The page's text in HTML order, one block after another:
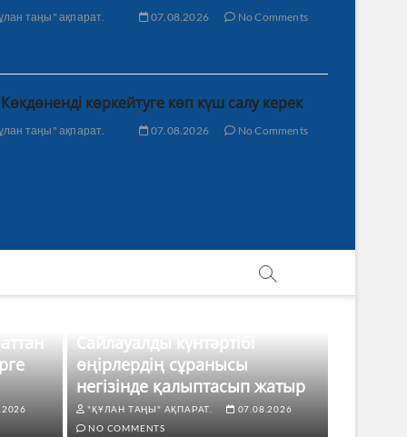
таңы" ақпарат. 07.08.2026 No Comments
Көкдөненді көркейтуге көп күш салу керек
таңы" ақпарат. 07.08.2026 No Comments
Сайлауалды күнтәртібі
өңірлердің сұранысы
негізінде қалыптасып жатыр
"ҚҰЛАН ТАҢЫ" АҚПАРАТ.
07.08.2026
NO COMMENTS